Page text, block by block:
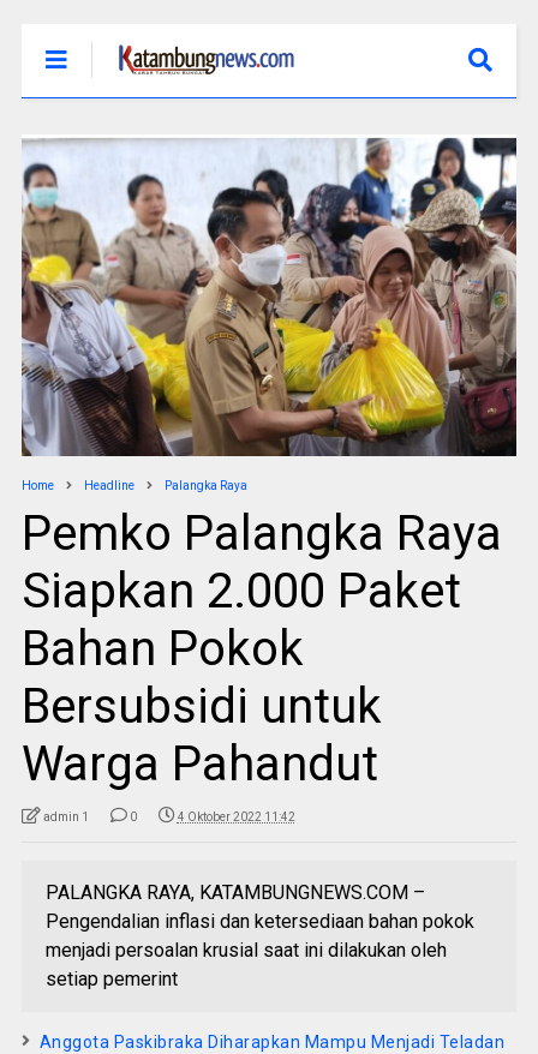
Home Headline Palangka Raya
Pemko Palangka Raya
Siapkan 2.000 Paket
Bahan Pokok
Bersubsidi untuk
Warga Pahandut
admin 1 0 4 Oktober 2022 11:42
PALANGKA RAYA, KATAMBUNGNEWS.COM –
Pengendalian inflasi dan ketersediaan bahan pokok
menjadi persoalan krusial saat ini dilakukan oleh
setiap pemerint
Anggota Paskibraka Diharapkan Mampu Menjadi Teladan